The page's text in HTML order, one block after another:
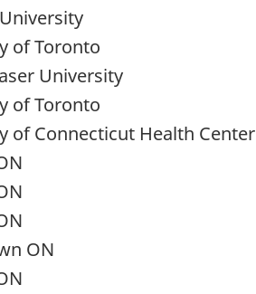
of Toronto
University
of Toronto
of Connecticut Health Center
ON